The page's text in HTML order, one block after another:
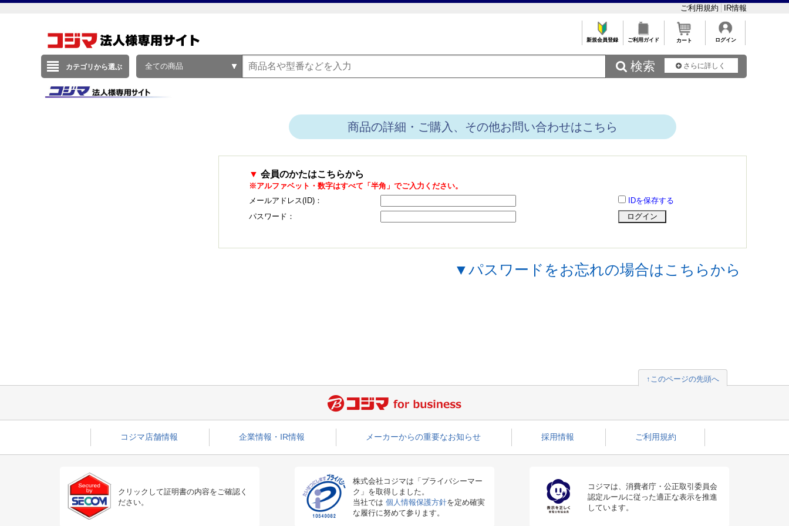
ご利用規約 IR情報
新規会員登録 ご利用ガイド カート ログイン
カテゴリから選ぶ 全ての商品  検索 さらに詳しく
商品の詳細・ご購入、その他お問い合わせはこちら
▼ 会員のかたはこちらから
※アルファベット・数字はすべて「半角」でご入力ください。
メールアドレス(ID)：
IDを保存する
パスワード：
▼パスワードをお忘れの場合はこちらから
↑このページの先頭へ
コジマ店舗情報 企業情報・IR情報 メーカーからの重要なお知らせ 採用情報 ご利用規約
クリックして証明書の内容をご確認く
ださい。
株式会社コジマは「プライバシーマー
ク」を取得しました。
当社では 個人情報保護方針を定め確実
な履行に努めて参ります。
コジマは、消費者庁・公正取引委員会
認定ルールに従った適正な表示を推進
しています。